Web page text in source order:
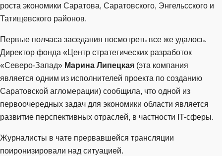
роста экономики Саратова, Саратовского, Энгельсского и
Татищевского районов.
Первые полчаса заседания посмотреть все же удалось.
Директор фонда «Центр стратегических разработок
«Северо-Запад» Марина Липецкая (эта компания
является одним из исполнителей проекта по созданию
Саратовской агломерации) сообщила, что одной из
первоочередных задач для экономики области является
развитие перспективных отраслей, в частности IT-сферы.
Журналисты в чате прервавшейся трансляции
поиронизировали над ситуацией.